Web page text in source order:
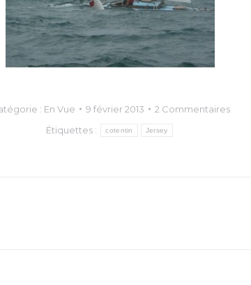
: En Vue 9 février 2013
2 Commentaires
Étiquettes :
cotentin Jersey